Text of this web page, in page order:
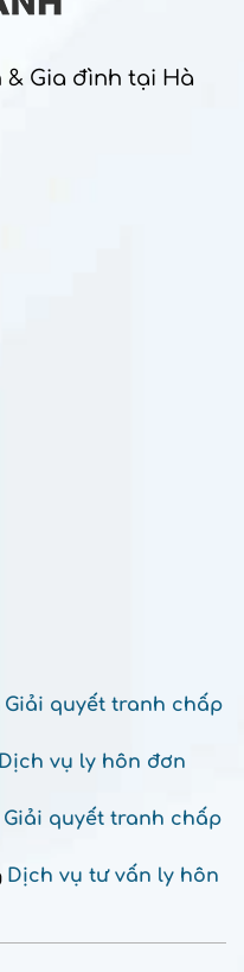
& Gia đình tại Hà
Giải quyết tranh chấp
Dịch vụ ly hôn đơn
Giải quyết tranh chấp
Dịch vụ tư vấn ly hôn